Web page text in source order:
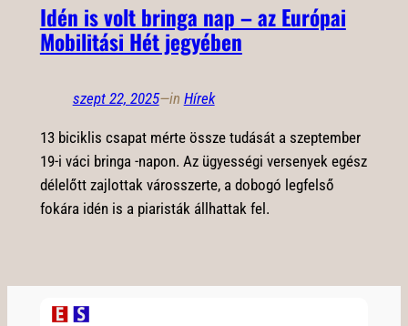
Idén is volt bringa nap – az Európai
Mobilitási Hét jegyében
szept 22, 2025—in Hírek
13 biciklis csapat mérte össze tudását a szeptember
19-i váci bringa -napon. Az ügyességi versenyek egész
délelőtt zajlottak városszerte, a dobogó legfelső
fokára idén is a piaristák állhattak fel.